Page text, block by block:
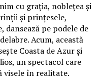
cu grația, noblețea și
și prințesele,
pe podele de
Acum, această
Coasta de Azur și
un spectacol care
visele în realitate.